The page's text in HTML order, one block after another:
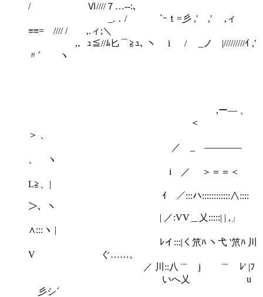
/ Ⅵ////７…‐-:､
_.．/ `ｰｔ=彡 ,′ ,′ ,ィ
≡≡=ゝ//// / ,.ィ;＼
,．ｭ≦//ﾑ匕⌒≧ｭ､ ヽ i / _ノ |/////////ｲ ,′
〃´ ヽ
,ー― 、
＜
＞ 、
／ _ ――――
、 ヽ
i ／ ＞＝＝＜
L≧、|
ｲ ／:::ハ::::::::::::∧::::
＞、ヽ
| ／:VV＿乂:::::| | ,」
∧:::ヽ |
ﾚイ:::|く笊ﾊ ヽ弋 '笊ﾊ 川
V ぐ……。
／ 川::八 ¨¨ j ¨¨ ﾚ' |ﾌ
いへ乂 u
彡シ´